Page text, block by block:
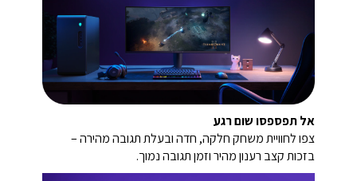
אל תפספסו שום רגע
צפו לחוויית משחק חלקה, חדה ובעלת תגובה מהירה –
בזכות קצב רענון מהיר וזמן תגובה נמוך.